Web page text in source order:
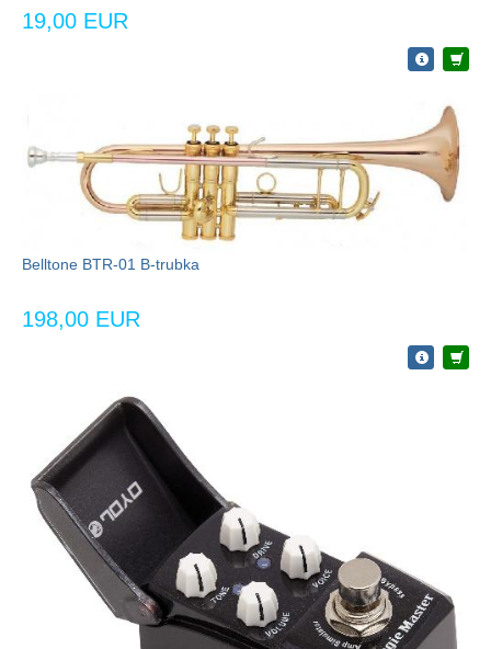
19,00 EUR
Belltone BTR-01 B-trubka
198,00 EUR